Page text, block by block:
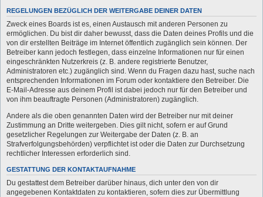
REGELUNGEN BEZÜGLICH DER WEITERGABE DEINER DATEN
Zweck eines Boards ist es, einen Austausch mit anderen Personen zu
ermöglichen. Du bist dir daher bewusst, dass die Daten deines Profils und die
von dir erstellten Beiträge im Internet öffentlich zugänglich sein können. Der
Betreiber kann jedoch festlegen, dass einzelne Informationen nur für einen
eingeschränkten Nutzerkreis (z. B. andere registrierte Benutzer,
Administratoren etc.) zugänglich sind. Wenn du Fragen dazu hast, suche nach
entsprechenden Informationen im Forum oder kontaktiere den Betreiber. Die
E-Mail-Adresse aus deinem Profil ist dabei jedoch nur für den Betreiber und
von ihm beauftragte Personen (Administratoren) zugänglich.
Andere als die oben genannten Daten wird der Betreiber nur mit deiner
Zustimmung an Dritte weitergeben. Dies gilt nicht, sofern er auf Grund
gesetzlicher Regelungen zur Weitergabe der Daten (z. B. an
Strafverfolgungsbehörden) verpflichtet ist oder die Daten zur Durchsetzung
rechtlicher Interessen erforderlich sind.
GESTATTUNG DER KONTAKTAUFNAHME
Du gestattest dem Betreiber darüber hinaus, dich unter den von dir
angegebenen Kontaktdaten zu kontaktieren, sofern dies zur Übermittlung